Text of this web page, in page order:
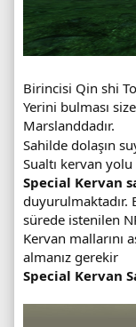
Birincisi Qin shi
Yerini bulması
Marslanddadır.
Sahilde dolaşın
Sualtı kervan
Special Kervan
duyurulmaktadır.
sürede istenilen
Kervan mallarını
almanız gerekir
Special Kervan